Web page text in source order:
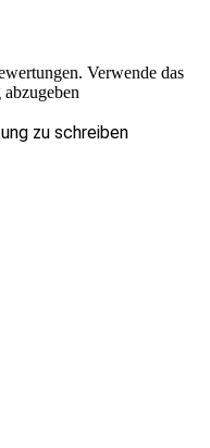
Verwende das
zu schreiben